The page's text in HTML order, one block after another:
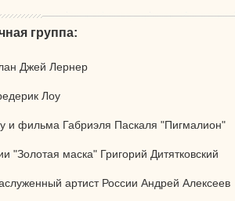
группа:
Джей Лернер
Лоу
фильма Габриэля Паскаля "Пигмалион"
маска" Григорий Дитятковский
артист России Андрей Алексеев